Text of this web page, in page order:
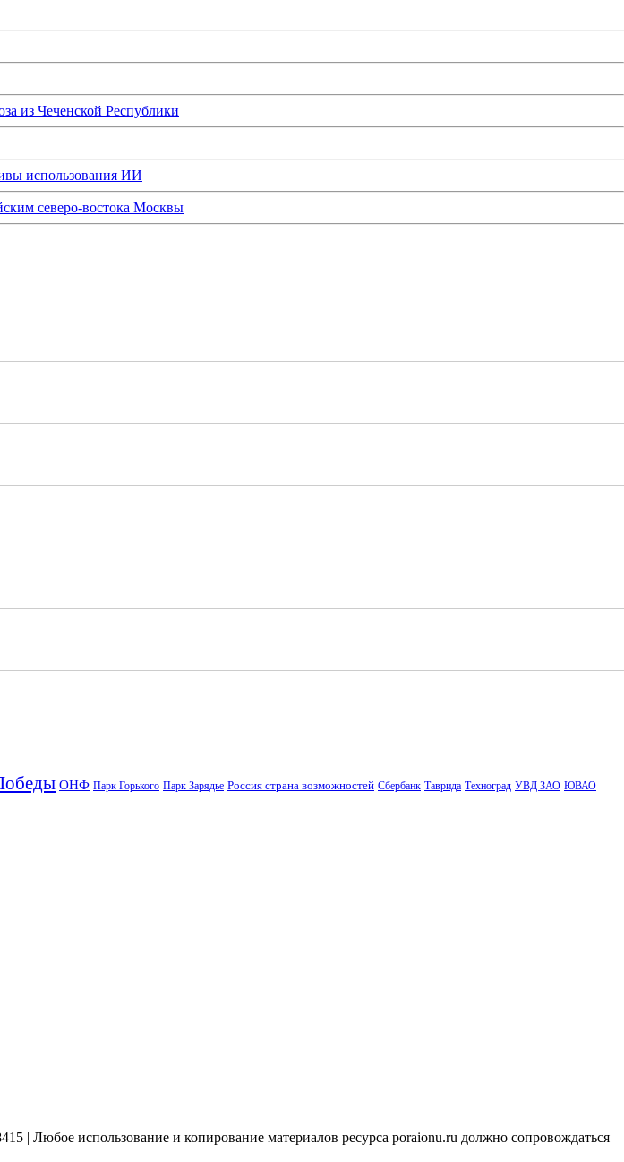
из Чеченской Республики
использования ИИ
северо-востока Москвы
ОНФ Парк Горького Парк Зарядье Россия страна возможностей Сбербанк Таврида Техноград УВД ЗАО ЮВАО
| Любое использование и копирование материалов ресурса poraionu.ru должно сопровождаться